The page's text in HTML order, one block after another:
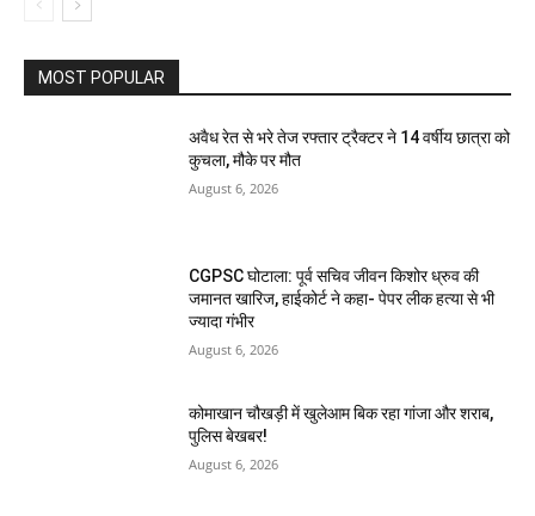
MOST POPULAR
अवैध रेत से भरे तेज रफ्तार ट्रैक्टर ने 14 वर्षीय छात्रा को
कुचला, मौके पर मौत
August 6, 2026
CGPSC घोटाला: पूर्व सचिव जीवन किशोर ध्रुव की
जमानत खारिज, हाईकोर्ट ने कहा- पेपर लीक हत्या से भी
ज्यादा गंभीर
August 6, 2026
कोमाखान चौखड़ी में खुलेआम बिक रहा गांजा और शराब,
पुलिस बेखबर!
August 6, 2026